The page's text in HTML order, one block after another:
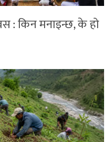
: किन मनाइन्छ, के हो